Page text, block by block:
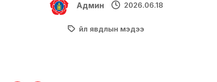
Админ 2026.06.18
Үйл явдлын мэдээ